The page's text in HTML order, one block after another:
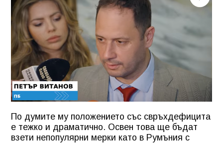
По думите му положението със свръхдефицита
е тежко и драматично. Освен това ще бъдат
взети непопулярни мерки като в Румъния с